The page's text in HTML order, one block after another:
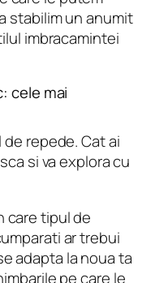
stabilim un anumit
imbracamintei
cele mai
repede. Cat ai
si va explora cu
care tipul de
ar trebui
adapta la noua ta
pe care le